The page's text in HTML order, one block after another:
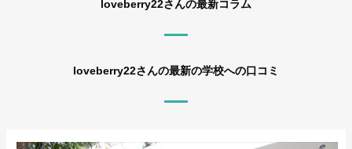
loveberry22さんの最新コラム
loveberry22さんの最新の学校への口コミ